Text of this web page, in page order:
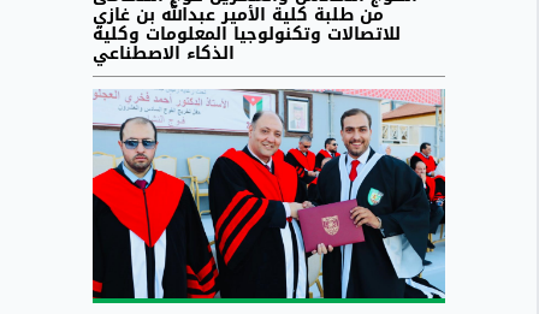
من طلبة كلية الأمير عبدالله بن غازي
للاتصالات وتكنولوجيا المعلومات وكلية
الذكاء الاصطناعي